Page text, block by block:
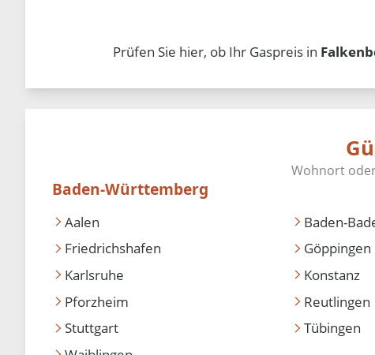
Prüfen Sie hier, ob Ihr Gaspreis in
Baden-Württemberg
Aalen Baden-
Friedrichshafen
Göppingen
Karlsruhe
Konstanz
Pforzheim
Reutlingen
Stuttgart
Tübingen